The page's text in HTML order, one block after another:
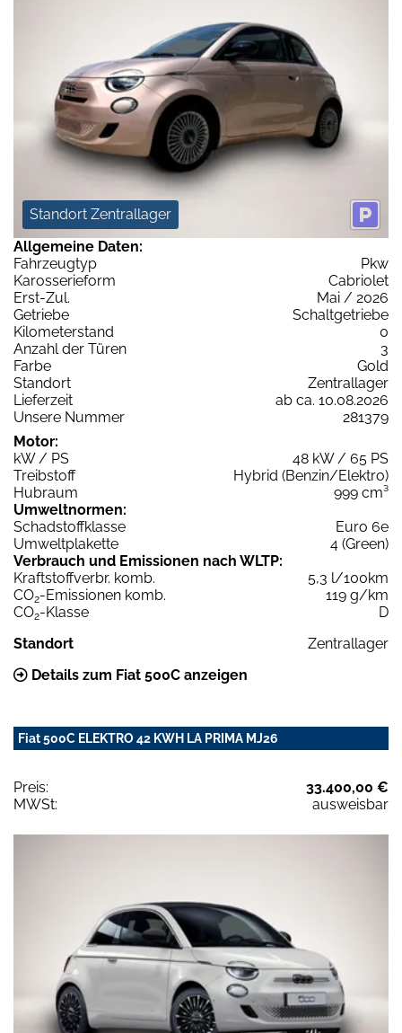
Standort Zentrallager
Allgemeine Daten:
Fahrzeugtyp
Pkw
Karosserieform
Cabriolet
Erst-Zul.
Mai / 2026
Getriebe
Schaltgetriebe
Kilometerstand
0
Anzahl der Türen
3
Farbe
Gold
Standort
Zentrallager
Lieferzeit
ab ca. 10.08.2026
Unsere Nummer
281379
Motor:
kW / PS
48 kW / 65 PS
Treibstoff
Hybrid (Benzin/Elektro)
Hubraum
999 cm³
Umweltnormen:
Schadstoffklasse
Euro 6e
Umweltplakette
4 (Green)
Verbrauch und Emissionen nach WLTP:
Kraftstoffverbr. komb.
5,3 l/100km
CO2-Emissionen komb.
119 g/km
CO2-Klasse
D
Standort
Zentrallager
Details zum Fiat 500C anzeigen
Fiat 500C ELEKTRO 42 KWH LA PRIMA MJ26
Preis:
33.400,00 €
MWSt:
ausweisbar